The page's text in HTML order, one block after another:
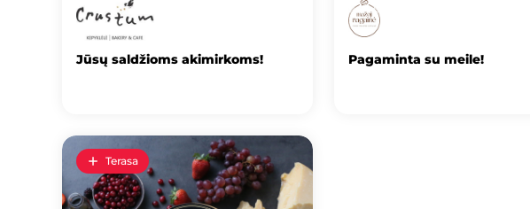
Jūsų saldžioms akimirkoms! Pagaminta su meile!
Terasa